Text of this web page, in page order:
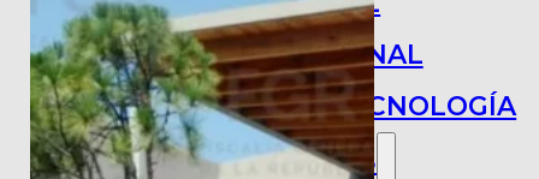
INTERNACIONAL
ARTE, CIENCIA Y TECNOLOGÍA
COLUMNAS